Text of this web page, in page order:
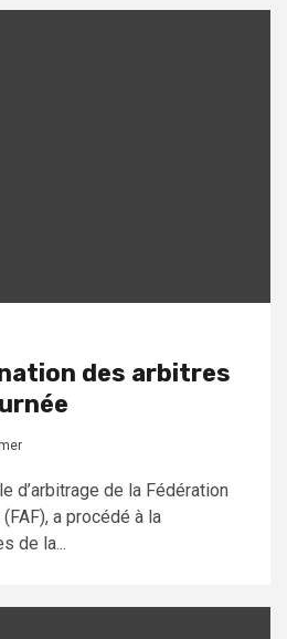
des arbitres
d’arbitrage de la Fédération
a procédé à la
de la...